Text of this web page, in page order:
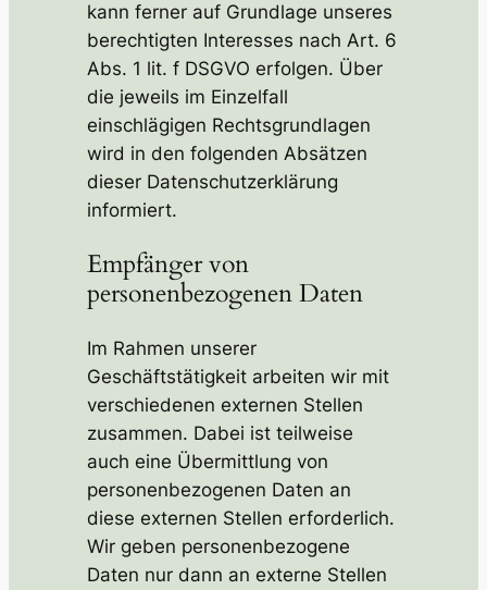
kann ferner auf Grundlage unseres
berechtigten Interesses nach Art. 6
Abs. 1 lit. f DSGVO erfolgen. Über
die jeweils im Einzelfall
einschlägigen Rechtsgrundlagen
wird in den folgenden Absätzen
dieser Datenschutzerklärung
informiert.
Empfänger von
personenbezogenen Daten
Im Rahmen unserer
Geschäftstätigkeit arbeiten wir mit
verschiedenen externen Stellen
zusammen. Dabei ist teilweise
auch eine Übermittlung von
personenbezogenen Daten an
diese externen Stellen erforderlich.
Wir geben personenbezogene
Daten nur dann an externe Stellen